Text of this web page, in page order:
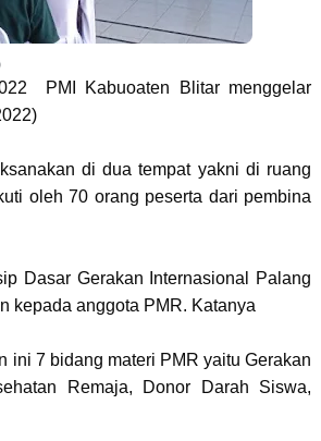
PMI Kabuoaten Blitar menggelar
di dua tempat yakni di ruang
oleh 70 orang peserta dari pembina
Dasar Gerakan Internasional Palang
kepada anggota PMR. Katanya
ini 7 bidang materi PMR yaitu Gerakan
Remaja, Donor Darah Siswa,